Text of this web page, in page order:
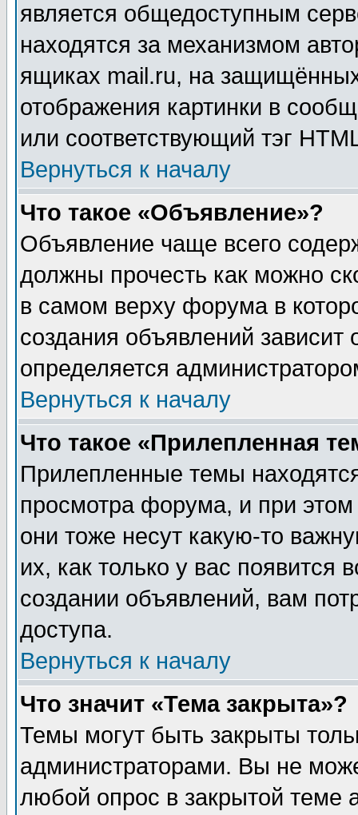
является общедоступным
находятся за механизмом
ящиках mail.ru, на
отображения картинки в
или соответствующий тэг
Вернуться к началу
Что такое «Объявление»?
Объявление чаще всего
должны прочесть как можно
в самом верху форума в
создания объявлений зависит
определяется
Вернуться к началу
Что такое «Прилепленная
Прилепленные темы
просмотра форума, и при
они тоже несут какую-то
их, как только у вас появится
создании объявлений, вам
доступа.
Вернуться к началу
Что значит «Тема закрыта»?
Темы могут быть закрыты
администраторами. Вы не
любой опрос в закрытой теме